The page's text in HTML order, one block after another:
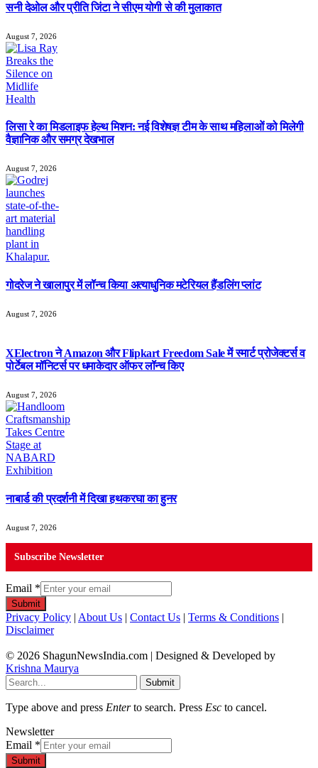
सनी देओल और प्रीति जिंटा ने सीएम योगी से की मुलाकात
August 7, 2026
लिसा रे का मिडलाइफ हेल्थ मिशन: नई विशेषज्ञ टीम के साथ महिलाओं को मिलेगी
वैज्ञानिक और समग्र देखभाल
August 7, 2026
गोदरेज ने खालापुर में लॉन्च किया अत्याधुनिक मटेरियल हैंडलिंग प्लांट
August 7, 2026
XElectron ने Amazon और Flipkart Freedom Sale में स्मार्ट प्रोजेक्टर्स व
पोर्टेबल मॉनिटर्स पर धमाकेदार ऑफर लॉन्च किए
August 7, 2026
नाबार्ड की प्रदर्शनी में दिखा हथकरघा का हुनर
August 7, 2026
Subscribe Newsletter
Email *
Submit
Privacy Policy | About Us | Contact Us | Terms & Conditions |
Disclaimer
© 2026 ShagunNewsIndia.com | Designed & Developed by
Krishna Maurya
Submit
Type above and press Enterto search. Press Esc to cancel.
Newsletter
Email *
Submit